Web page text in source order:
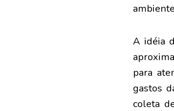
A idéia
para
gastos
coleta